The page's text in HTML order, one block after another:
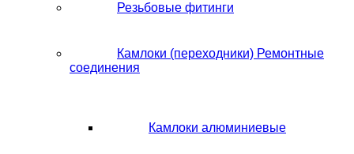
Резьбовые фитинги
Камлоки (переходники) Ремонтные
соединения
Камлоки алюминиевые